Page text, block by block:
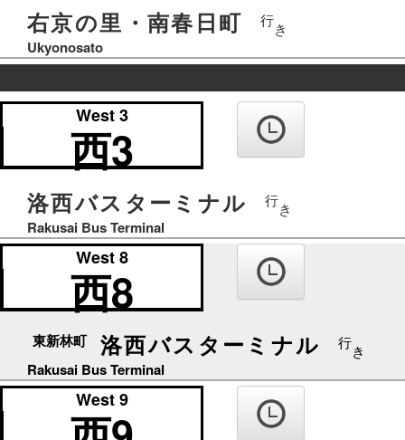
右京の里・南春日町 行き
Ukyonosato
の West 3
西3
洛西バスターミナル 行き
Rakusai Bus Terminal
West 8
西8
東新林町 洛西バスターミナル 行き
Rakusai Bus Terminal
West 9